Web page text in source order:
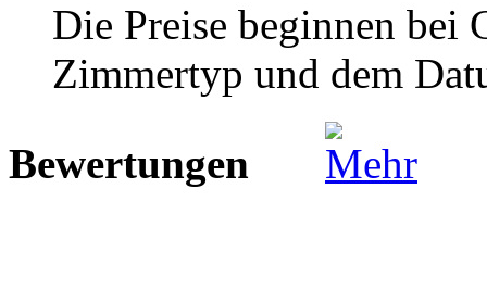
Die Preise beginnen bei
Zimmertyp und dem
Bewertungen